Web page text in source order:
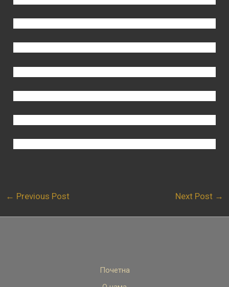
← Previous Post Next Post →
Почетна